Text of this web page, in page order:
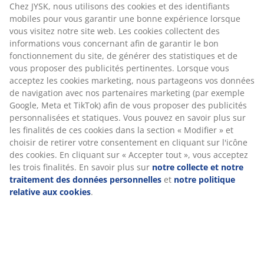
Avis
(7)
À propos de la marque
Livraison
cookies marketing, nous partageons vos données de
navigation avec nos partenaires marketing (par
exemple Google, Meta et TikTok) afin de vous proposer
des publicités personnalisées et statiques. Vous
pouvez en savoir plus sur les finalités de ces cookies
dans la section « Modifier » et choisir de retirer votre
consentement en cliquant sur l'icône des cookies. En
cliquant sur « Accepter tout », vous acceptez les trois
finalités. En savoir plus sur notre collecte et notre
traitement des données personnelleset notre
politique relative aux cookies.